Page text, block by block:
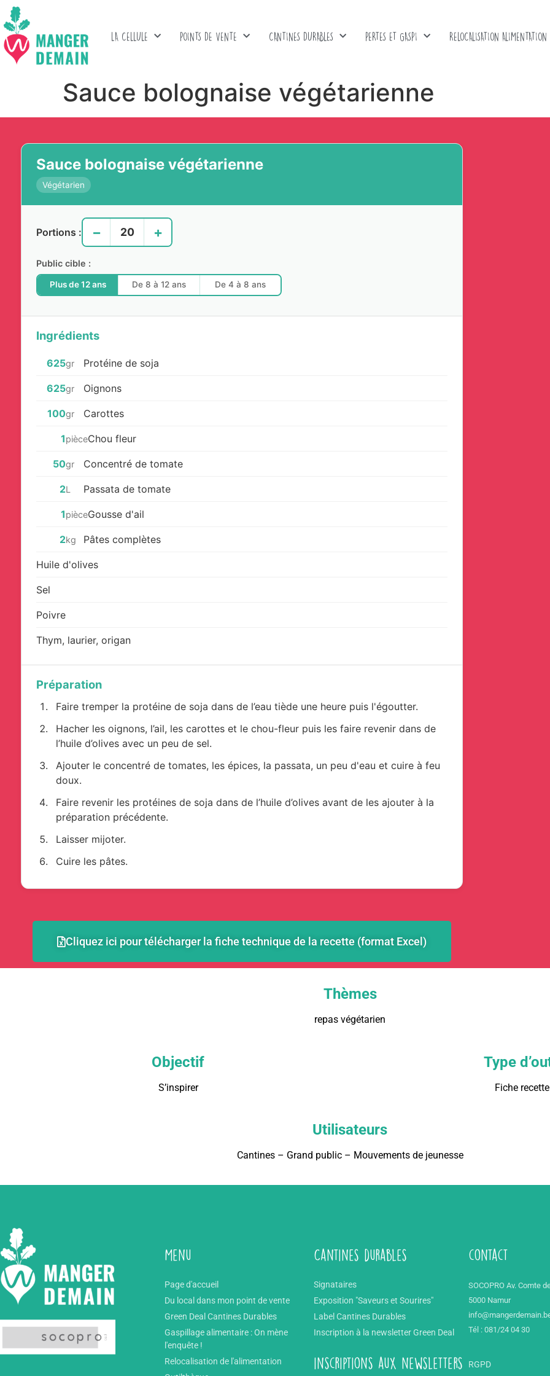
LA CELLULE POINTS DE VENTE CANTINES DURABLES PERTES ET GASPI RELOCALISATION ALIMENTATION
Sauce bolognaise végétarienne
Sauce bolognaise végétarienne
Végétarien
Portions : − +
Public cible :
Plus de 12 ans De 8 à 12 ans De 4 à 8 ans
Ingrédients
625gr Protéine de soja
625gr Oignons
100gr Carottes
1pièceChou fleur
50gr Concentré de tomate
2L Passata de tomate
1pièceGousse d'ail
2kg Pâtes complètes
Huile d'olives
Sel
Poivre
Thym, laurier, origan
Préparation
Faire tremper la protéine de soja dans de l’eau tiède une heure puis l'égoutter.
Hacher les oignons, l’ail, les carottes et le chou-fleur puis les faire revenir dans de
l’huile d’olives avec un peu de sel.
Ajouter le concentré de tomates, les épices, la passata, un peu d'eau et cuire à feu
doux.
Faire revenir les protéines de soja dans de l’huile d’olives avant de les ajouter à la
préparation précédente.
Laisser mijoter.
Cuire les pâtes.
Cliquez ici pour télécharger la fiche technique de la recette (format Excel)
Thèmes
repas végétarien
Objectif
S’inspirer
Type
Fiche recette
Utilisateurs
Cantines – Grand public – Mouvements de jeunesse
Menu
Page d'accueil
Du local dans mon point de vente
Green Deal Cantines Durables
Gaspillage alimentaire : On mène
l'enquête !
Relocalisation de l'alimentation
Cantines durables
Signataires
Exposition "Saveurs et Sourires"
Label Cantines Durables
Inscription à la newsletter Green Deal
inscriptions aux newsletters
contact
SOCOPRO Av. Comte
5000 Namur
Tél : 081/24 04 30
RGPD